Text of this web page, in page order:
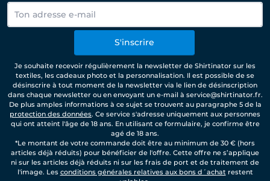
S'inscrire
Je souhaite recevoir régulièrement la newsletter de Shirtinator sur les
textiles, les cadeaux photo et la personnalisation. Il est possible de se
désinscrire à tout moment de la newsletter via le lien de désinscription
dans chaque newsletter ou en envoyant un e-mail à service@shirtinator.fr.
De plus amples informations à ce sujet se trouvent au paragraphe 5 de la
protection des données. Ce service s'adresse uniquement aux personnes
qui ont atteint l'âge de 18 ans. En utilisant ce formulaire, je confirme être
agé de 18 ans.
*Le montant de votre commande doit être au minimum de 30 € (hors
articles déjà réduits) pour bénéficier de l'offre. Cette offre ne s’applique
ni sur les articles déjà réduits ni sur les frais de port et de traitement de
l'image. Les conditions générales relatives aux bons d´achatrestent